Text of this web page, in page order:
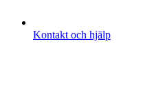
Kontakt och hjälp